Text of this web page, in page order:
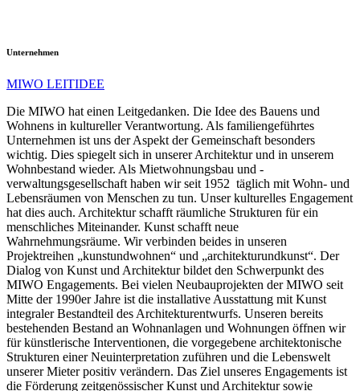
Unternehmen
MIWO LEITIDEE
Die MIWO hat einen Leitgedanken. Die Idee des Bauens und
Wohnens in kultureller Verantwortung. Als familiengeführtes
Unternehmen ist uns der Aspekt der Gemeinschaft besonders
wichtig. Dies spiegelt sich in unserer Architektur und in unserem
Wohnbestand wieder. Als Mietwohnungsbau und -
verwaltungsgesellschaft haben wir seit 1952 täglich mit Wohn- und
Lebensräumen von Menschen zu tun. Unser kulturelles Engagement
hat dies auch. Architektur schafft räumliche Strukturen für ein
menschliches Miteinander. Kunst schafft neue
Wahrnehmungsräume. Wir verbinden beides in unseren
Projektreihen „kunstundwohnen“ und „architekturundkunst“. Der
Dialog von Kunst und Architektur bildet den Schwerpunkt des
MIWO Engagements. Bei vielen Neubauprojekten der MIWO seit
Mitte der 1990er Jahre ist die installative Ausstattung mit Kunst
integraler Bestandteil des Architekturentwurfs. Unseren bereits
bestehenden Bestand an Wohnanlagen und Wohnungen öffnen wir
für künstlerische Interventionen, die vorgegebene architektonische
Strukturen einer Neuinterpretation zuführen und die Lebenswelt
unserer Mieter positiv verändern. Das Ziel unseres Engagements ist
die Förderung zeitgenössischer Kunst und Architektur sowie